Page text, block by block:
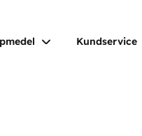
Kundservice